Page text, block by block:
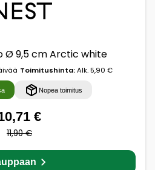
Ø 9,5 cm Arctic white
Toimitushinta:Alk. 5,90 €
Nopea toimitus
€
11,90 €